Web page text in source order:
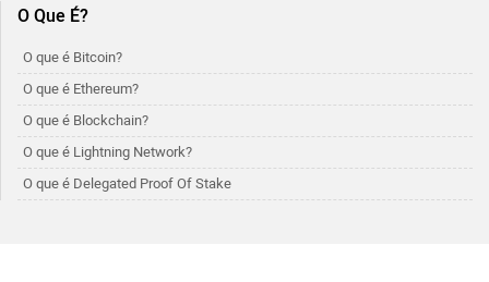
O Que É?
O que é Bitcoin?
O que é Ethereum?
O que é Blockchain?
O que é Lightning Network?
O que é Delegated Proof Of Stake